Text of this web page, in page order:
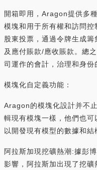
開箱即用，Aragon提供多
模塊和用于所有權和訪問
股東投票，通過令牌生成
及應付賬款/應收賬款。總
司運作的會計，治理和身份
模塊化自定義功能：
Aragon的模塊化設計并不
輯現有模塊一樣，他們也
以開發現有模型的數據和結
阿拉斯加現挖礦熱潮:據彭
影響，阿拉斯加出現了挖